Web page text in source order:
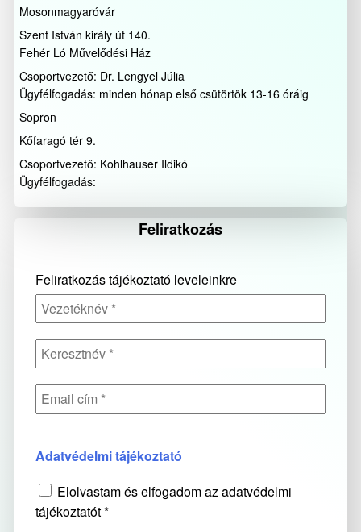
Mosonmagyaróvár
Szent István király út 140.
Fehér Ló Művelődési Ház
Csoportvezető: Dr. Lengyel Júlia
Ügyfélfogadás: minden hónap első csütörtök 13-16 óráig
Sopron
Kőfaragó tér 9.
Csoportvezető: Kohlhauser Ildikó
Ügyfélfogadás:
Feliratkozás
Feliratkozás tájékoztató leveleinkre
Adatvédelmi tájékoztató
Elolvastam és elfogadom az adatvédelmi
tájékoztatót *